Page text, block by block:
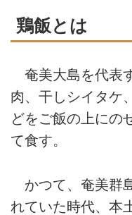
鶏飯とは
奄美大島を代表
肉、干しシイタケ
どをご飯の上にの
て食す。
かつて、奄美群
れていた時代、本